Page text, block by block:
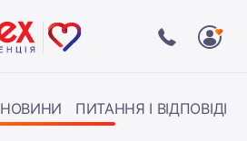
НОВИНИ ПИТАННЯ І ВІДПОВІДІ